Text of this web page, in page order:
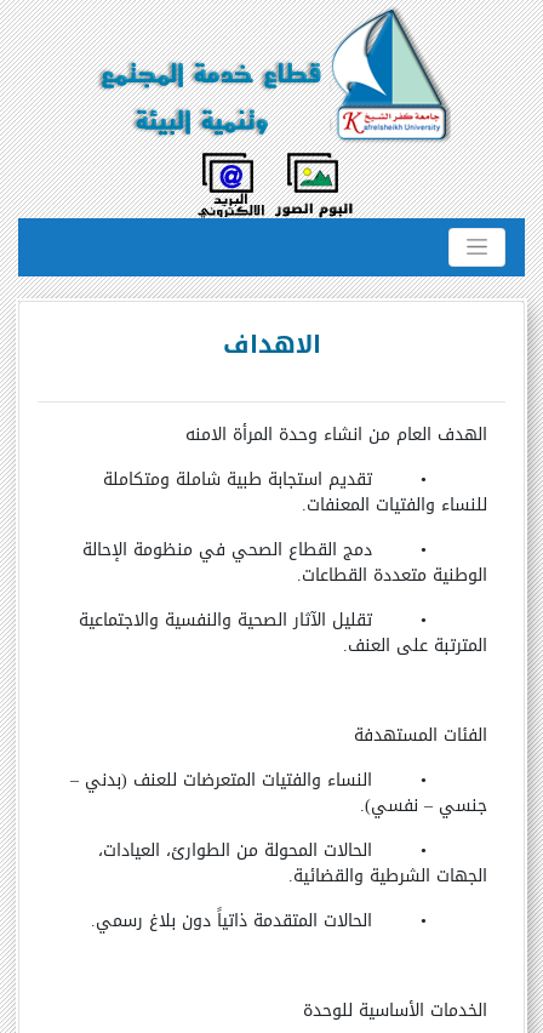
الاهداف
الهدف العام من انشاء وحدة المرأة الامنه
• تقديم استجابة طبية شاملة ومتكاملة
للنساء والفتيات المعنفات.
• دمج القطاع الصحي في منظومة الإحالة
الوطنية متعددة القطاعات.
• تقليل الآثار الصحية والنفسية والاجتماعية
المترتبة على العنف.
الفئات المستهدفة
• النساء والفتيات المتعرضات للعنف (بدني –
جنسي – نفسي).
• الحالات المحولة من الطوارئ، العيادات،
الجهات الشرطية والقضائية.
• الحالات المتقدمة ذاتياً دون بلاغ رسمي.
الخدمات الأساسية للوحدة